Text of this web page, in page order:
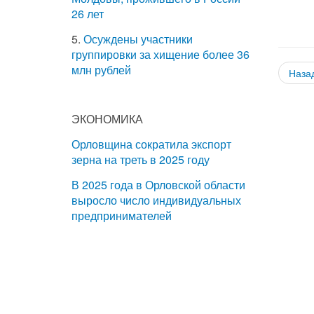
26 лет
5. Осуждены участники
группировки за хищение более 36
млн рублей
ЭКОНОМИКА
Орловщина сократила экспорт
зерна на треть в 2025 году
В 2025 года в Орловской области
выросло число индивидуальных
предпринимателей